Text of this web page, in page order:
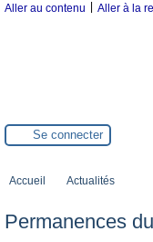
Aller au contenu Aller à la
Se connecter
Accueil Actualités
Permanences